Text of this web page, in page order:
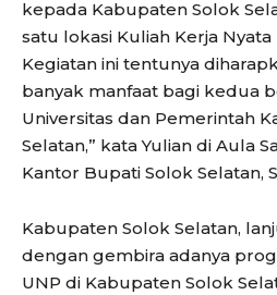
kepada Kabupaten Solok
satu lokasi Kuliah Kerja
Kegiatan ini tentunya
banyak manfaat bagi kedua
Universitas dan Pemerintah
Selatan,” kata Yulian di Aula
Kantor Bupati Solok Selatan,
Kabupaten Solok Selatan,
dengan gembira adanya
UNP di Kabupaten Solok